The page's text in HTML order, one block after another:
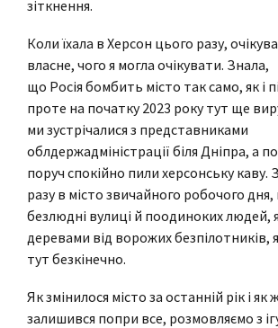
зіткнення.
Коли їхала в Херсон цього разу,
власне, чого я могла очікувати. Знала,
що Росія бомбить місто так само, як і
проте на початку 2023 року тут ще
ми зустрічалися з представниками
облдержадміністрації біля Дніпра, а
поруч спокійно пили херсонську каву.
разу в місто звичайного робочого
безлюдні вулиці й поодиноких людей,
деревами від ворожих безпілотників,
тут безкінечно.
Як змінилося місто за останній рік і як
залишився попри все, розмовляємо з